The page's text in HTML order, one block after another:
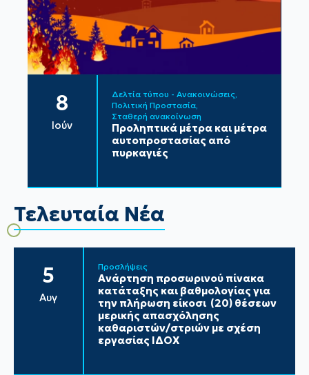
8
Ιούν
Δελτία τύπου - Ανακοινώσεις
Πολιτική Προστασία
Σταθερή ανακοίνωση
Προληπτικά μέτρα και μέτρα
αυτοπροστασίας από
πυρκαγιές
Τελευταία Νέα
5
Αυγ
Προσλήψεις
Ανάρτηση προσωρινού πίνακα
κατάταξης και βαθμολογίας για
την πλήρωση είκοσι (20) θέσεων
μερικής απασχόλησης
καθαριστών/στριών με σχέση
εργασίας ΙΔΟΧ